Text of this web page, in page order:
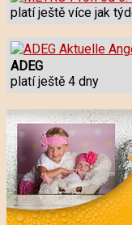
platí ještě více jak
ADEG
platí ještě 4 dny